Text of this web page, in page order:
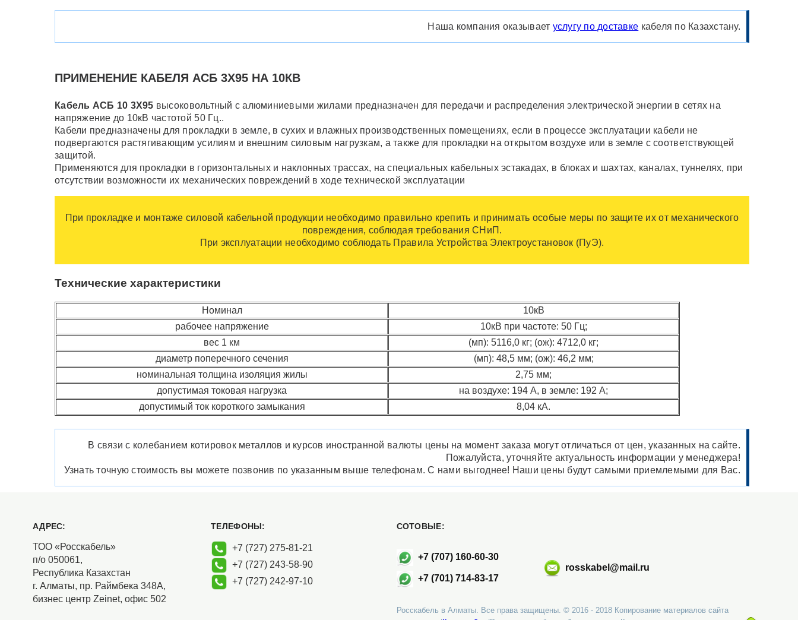
Наша компания оказывает услугу по доставке кабеля по Казахстану.
ПРИМЕНЕНИЕ КАБЕЛЯ АСБ 3Х95 НА 10КВ
Кабель АСБ 10 3Х95 высоковольтный с алюминиевыми жилами предназначен для передачи и распределения электрической энергии в сетях на
напряжение до 10кВ частотой 50 Гц..
Кабели предназначены для прокладки в земле, в сухих и влажных производственных помещениях, если в процессе эксплуатации кабели не
подвергаются растягивающим усилиям и внешним силовым нагрузкам, а также для прокладки на открытом воздухе или в земле с соответствующей
защитой.
Применяются для прокладки в горизонтальных и наклонных трассах, на специальных кабельных эстакадах, в блоках и шахтах, каналах, туннелях, при
отсутствии возможности их механических повреждений в ходе технической эксплуатации
При прокладке и монтаже силовой кабельной продукции необходимо правильно крепить и принимать особые меры по защите их от механического
повреждения, соблюдая требования СНиП.
При эксплуатации необходимо соблюдать Правила Устройства Электроустановок (ПуЭ).
Технические характеристики
Номинал
10кВ
рабочее напряжение
10кВ при частоте: 50 Гц;
вес 1 км
(мп): 5116,0 кг; (ож): 4712,0 кг;
диаметр поперечного сечения
(мп): 48,5 мм; (ож): 46,2 мм;
номинальная толщина изоляция жилы
2,75 мм;
допустимая токовая нагрузка
на воздухе: 194 А, в земле: 192 А;
допустимый ток короткого замыкания
8,04 кА.
В связи с колебанием котировок металлов и курсов иностранной валюты цены на момент заказа могут отличаться от цен, указанных на сайте.
Пожалуйста, уточняйте актуальность информации у менеджера!
Узнать точную стоимость вы можете позвонив по указанным выше телефонам. С нами выгоднее! Наши цены будут самыми приемлемыми для Вас.
АДРЕС:
ТОО «Росскабель»
п/о 050061,
Республика Казахстан
г. Алматы, пр. Раймбека 348А,
бизнес центр Zeinet, офис 502
ТЕЛЕФОНЫ:
+7 (727) 275-81-21
+7 (727) 243-58-90
+7 (727) 242-97-10
СОТОВЫЕ:
+7 (707) 160-60-30
+7 (701) 714-83-17
rosskabel@mail.ru
Росскабель в Алматы. Все права защищены. © 2016 - 2018 Копирование материалов сайта